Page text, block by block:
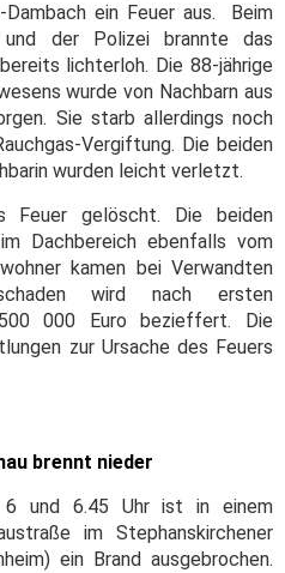
Dambach ein Feuer aus. Beim
der Polizei brannte das
lichterloh. Die 88-jährige
wurde von Nachbarn aus
Sie starb allerdings noch
Vergiftung. Die beiden
wurden leicht verletzt.
Feuer gelöscht. Die beiden
Dachbereich ebenfalls vom
kamen bei Verwandten
wird nach ersten
000 Euro bezieffert. Die
zur Ursache des Feuers
brennt nieder
und 6.45 Uhr ist in einem
im Stephanskirchener
ein Brand ausgebrochen.